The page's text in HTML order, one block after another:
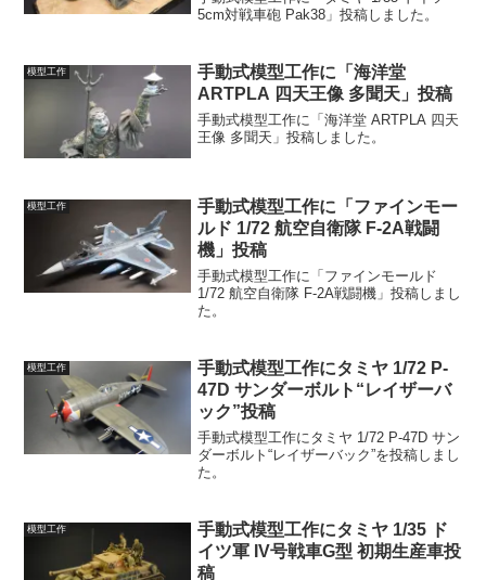
5cm対戦車砲 Pak38」投稿しました。
模型工作
手動式模型工作に「海洋堂
ARTPLA 四天王像 多聞天」投稿
手動式模型工作に「海洋堂 ARTPLA 四天
王像 多聞天」投稿しました。
模型工作
手動式模型工作に「ファインモー
ルド 1/72 航空自衛隊 F-2A戦闘
機」投稿
手動式模型工作に「ファインモールド
1/72 航空自衛隊 F-2A戦闘機」投稿しまし
た。
模型工作
手動式模型工作にタミヤ 1/72 P-
47D サンダーボルト“レイザーバ
ック”投稿
手動式模型工作にタミヤ 1/72 P-47D サン
ダーボルト“レイザーバック”を投稿しまし
た。
模型工作
手動式模型工作にタミヤ 1/35 ド
イツ軍 IV号戦車G型 初期生産車投
稿